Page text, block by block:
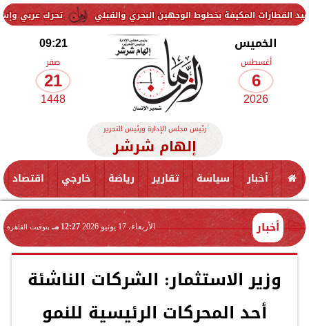
تحرك عربي وإسلامي لمواجهة بخطوط الوجهين البحري والقبلي
الخميس
أغسطس
6
2026
09:21
صفر
21
1448
رئيس مجلس الإدارة ورئيس التحرير
إلهام شرشر
أخبار سياسة تقارير رياضة خارجي اقتصاد
أخبار الأربعاء، 17 يونيو 2026 12:27 مـ بتوقيت القاهرة
وزير الاستثمار: الشركات الناشئة
أحد المحركات الرئيسية للنمو